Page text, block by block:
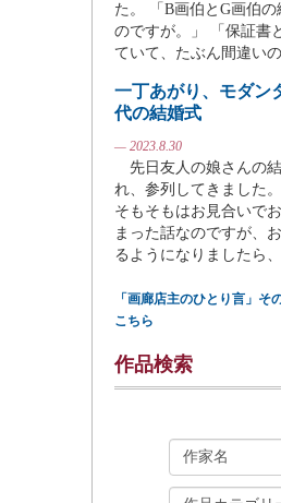
た。 「B画伯とG画伯
のですが。」 「保証書
ていて、たぶん間違い
一丁あがり、モダン
代の結婚式
— 2023.8.30
先日友人の娘さんの
れ、参列してきました
そもそもはお見合いで
まった話なのですが、
るようになりましたら
「画廊店主のひとり言」そ
こちら
作品検索